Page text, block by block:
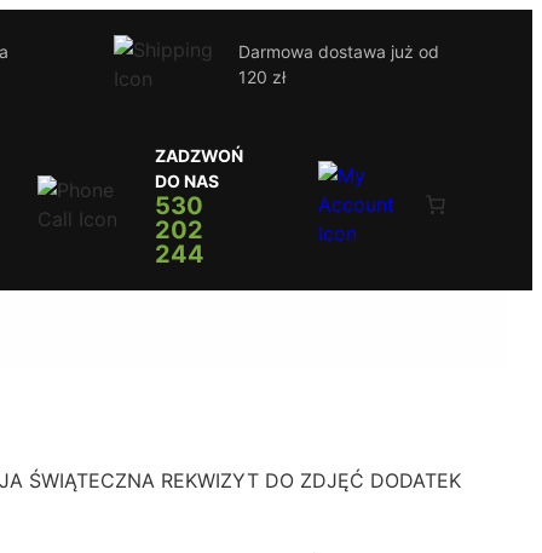
Darmowa dostawa już od
120 zł
ZADZWOŃ
DO NAS
530
202
244
ŚWIĄTECZNA REKWIZYT DO ZDJĘĆ DODATEK